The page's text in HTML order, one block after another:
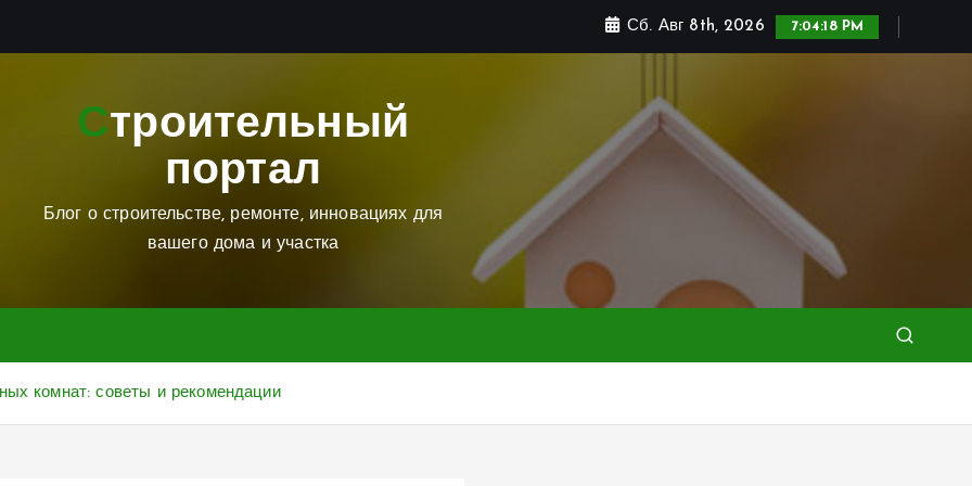
Сб. Авг 8th, 2026 7:04:19 PM
Строительный
портал
Блог о строительстве, ремонте, инновациях для
вашего дома и участка
комнат: советы и рекомендации